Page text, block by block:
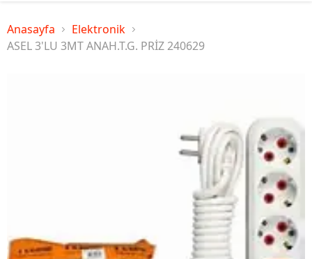
Anasayfa
Elektronik
ASEL 3'LU 3MT ANAH.T.G. PRİZ 240629